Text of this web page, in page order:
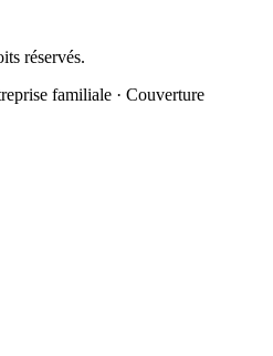
réservés.
familiale · Couverture